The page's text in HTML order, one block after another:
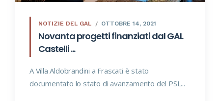
NOTIZIE DEL GAL OTTOBRE 14, 2021
Novanta progetti finanziati dal GAL
Castelli ...
A Villa Aldobrandini a Frascati è stato
documentato lo stato di avanzamento del PSL...